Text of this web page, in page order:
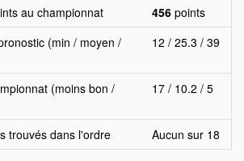
au championnat
456 points
(min / moyen /
12 / 25.3 / 39
(moins bon /
17 / 10.2 / 5
trouvés dans l'ordre Aucun sur 18